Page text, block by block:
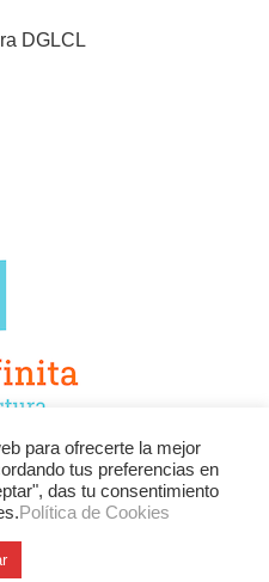
Instagram
Contacto
para ofrecerte la mejor
tus preferencias en
das tu consentimiento
Política de Cookies